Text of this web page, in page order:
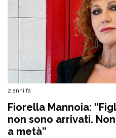
2 anni fa
Fiorella Mannoia:
non sono arrivati.
a metà”